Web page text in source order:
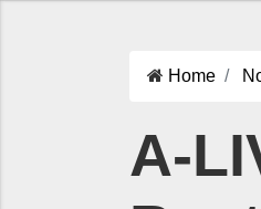
Home
A-